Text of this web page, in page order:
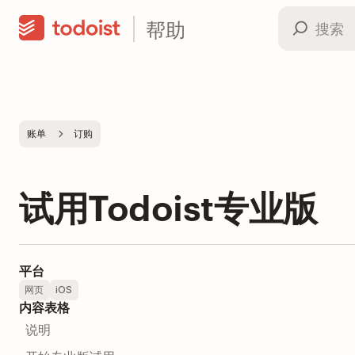
帮助
账单 订购
试用Todoist专业版
平台
网页 iOS
内容表格
说明